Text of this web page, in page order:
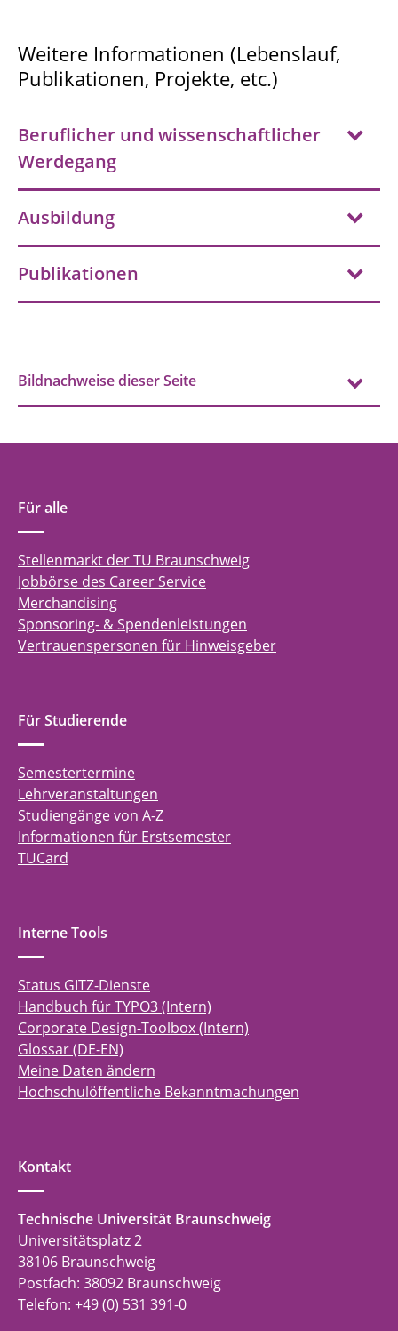
Weitere Informationen (Lebenslauf,
Publikationen, Projekte, etc.)
Beruflicher und wissenschaftlicher
Werdegang
Ausbildung
Publikationen
Bildnachweise dieser Seite
Für alle
Stellenmarkt der TU Braunschweig
Jobbörse des Career Service
Merchandising
Sponsoring- & Spendenleistungen
Vertrauenspersonen für Hinweisgeber
Für Studierende
Semestertermine
Lehrveranstaltungen
Studiengänge von A-Z
Informationen für Erstsemester
TUCard
Interne Tools
Status GITZ-Dienste
Handbuch für TYPO3 (Intern)
Corporate Design-Toolbox (Intern)
Glossar (DE-EN)
Meine Daten ändern
Hochschulöffentliche Bekanntmachungen
Kontakt
Technische Universität Braunschweig
Universitätsplatz 2
38106 Braunschweig
Postfach: 38092 Braunschweig
Telefon: +49 (0) 531 391-0